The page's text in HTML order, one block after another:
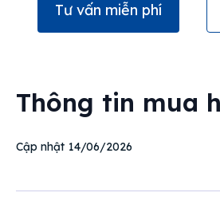
Tư vấn miễn phí
Thông tin mua
Cập nhật 14/06/2026